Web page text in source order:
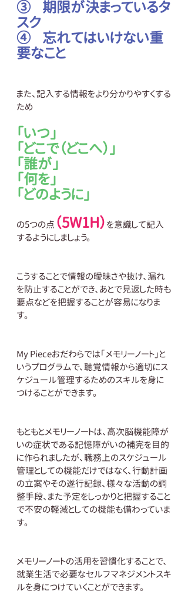
③    期限が決まっているタ
スク
④    忘れてはいけない重
要なこと
また、記入する情報をより分かりやすくする
ため
「いつ」
「どこで（どこへ）」
「誰が」
「何を」
「どのように」
の5つの点 （5W1H）を意識して記入
するようにしましょう。
こうすることで情報の曖昧さや抜け、漏れ
を防止することができ、あとで見返した時も
要点などを把握することが容易になりま
す。
My Pieceおだわらでは「メモリーノート」と
いうプログラムで、聴覚情報から適切にス
ケジュール管理するためのスキルを身に
つけることができます。
もともとメモリーノートは、高次脳機能障が
いの症状である記憶障がいの補完を目的
に作られましたが、職務上のスケジュール
管理としての機能だけではなく、行動計画
の立案やその遂行記録、様々な活動の調
整手段、また予定をしっかりと把握すること
で不安の軽減としての機能も備わっていま
す。
メモリーノートの活用を習慣化することで、
就業生活で必要なセルフマネジメントスキ
ルを身につけていくことができます。